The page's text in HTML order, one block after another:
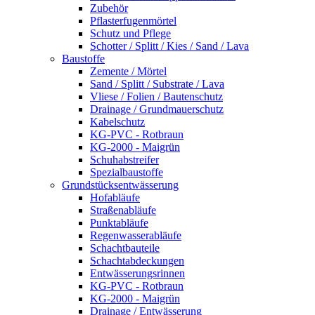
Zubehör
Pflasterfugenmörtel
Schutz und Pflege
Schotter / Splitt / Kies / Sand / Lava
Baustoffe
Zemente / Mörtel
Sand / Splitt / Substrate / Lava
Vliese / Folien / Bautenschutz
Drainage / Grundmauerschutz
Kabelschutz
KG-PVC - Rotbraun
KG-2000 - Maigrün
Schuhabstreifer
Spezialbaustoffe
Grundstücksentwässerung
Hofabläufe
Straßenabläufe
Punktabläufe
Regenwasserabläufe
Schachtbauteile
Schachtabdeckungen
Entwässerungsrinnen
KG-PVC - Rotbraun
KG-2000 - Maigrün
Drainage / Entwässerung